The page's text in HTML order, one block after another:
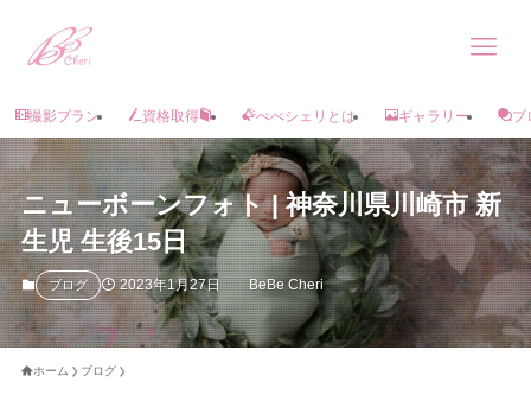
撮影プラン 資格取得 べべシェリとは ギャラリー ブ
ニューボーンフォト | 神奈川県川崎市 新
生児 生後15日
ブログ 2023年1月27日 BeBe Cheri
ホーム ブログ